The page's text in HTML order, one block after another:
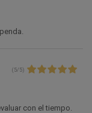
( 5/ 5)
con el tiempo.